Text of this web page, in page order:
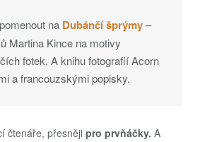
na Dubánčí šprýmy–
Martina Kince na motivy
fotek. A knihu fotografií Acorn
a francouzskými popisky.
čtenáře, přesněji pro prvňáčky. A